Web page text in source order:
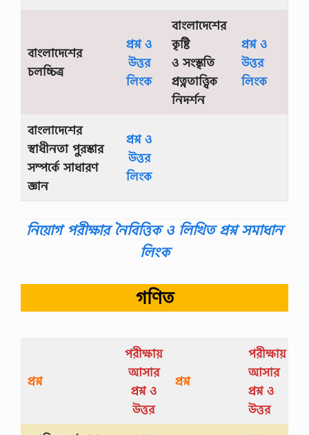
বাংলাদেশের
চলচ্চিত্র
প্রশ্ন ও
উত্তর
লিংক
বাংলাদেশের
কৃষ্টি
ও সংস্কৃতি
প্রত্নতাত্ত্বিক
নিদর্শন
প্রশ্ন ও
উত্তর
লিংক
বাংলাদেশের
স্বাধীনতা পুরস্কার
সম্পর্কে সাধারণ
জ্ঞান
প্রশ্ন ও
উত্তর
লিংক
নিয়োগ পরীক্ষার নৈবিত্তিক ও লিখিত প্রশ্ন সমাধান
লিংক
গণিত
প্রশ্ন
পরীক্ষায়
আসার
প্রশ্ন ও
উত্তর
প্রশ্ন
পরীক্ষায়
আসার
প্রশ্ন ও
উত্তর